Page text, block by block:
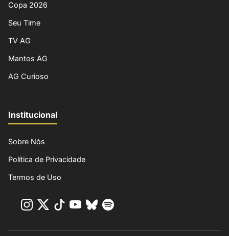
Copa 2026
Seu Time
TV AG
Mantos AG
AG Curioso
Institucional
Sobre Nós
Política de Privacidade
Termos de Uso